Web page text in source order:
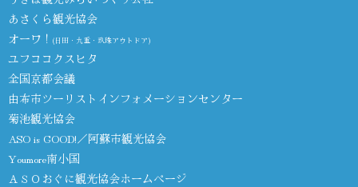
あさくら観光協会
オーワ！ (日田・九重・玖珠アウトドア)
ユフココクスヒタ
全国京都会議
由布市ツーリストインフォメーションセンター
菊池観光協会
ASO is GOOD!／阿蘇市観光協会
Youmore南小国
ＡＳＯおぐに観光協会ホームページ